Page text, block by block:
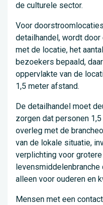
de culturele sector.
Voor
detailhandel, wordt
met de locatie, het
bezoekers bepaald,
oppervlakte van de
1,5 meter afstand.
De detailhandel moet
zorgen dat personen
overleg met de
van de lokale situatie,
verplichting voor
alleen voor ouderen en
Mensen met een